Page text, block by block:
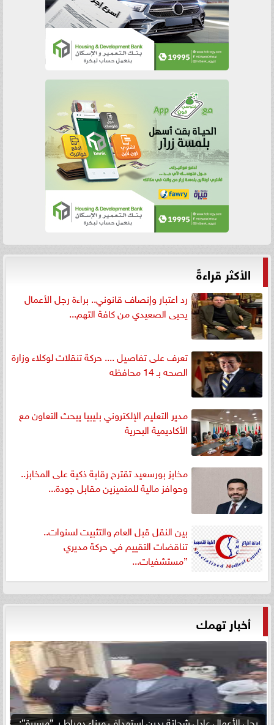
الأكثر قراءةً
رد اعتبار وإنصاف قانوني.. براءة رجل الأعمال
يحيى الصعيدي من كافة التهم...
تعرف على تفاصيل .... حركة تنقلات لوكلاء وزارة
الصحه بـ 14 محافظه
مدير التعليم الإلكتروني بليبيا يبحث التعاون مع
الأكاديمية البحرية
مخابز بورسعيد تقترح رقابة ذكية على المخابز..
وحوافز مالية للمتميزين مقابل جودة...
بين النقل قبل العام والتثبيت لسنوات..
تناقضات التقييم في حركة مديري
”مستشفيات...
أخبار تهمك
رجل الأعمال عادل شحاتة يدين استهداف ميناء دمياط بـ ”مسيرة”: